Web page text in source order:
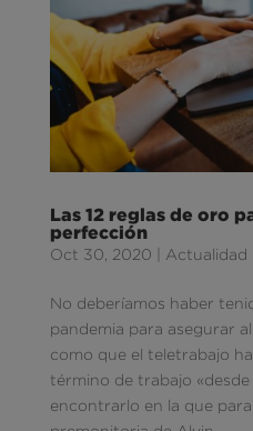
Las 12 reglas de oro
perfección
Oct 30, 2020
No deberíamos haber
pandemia para asegurar
como que el teletrabajo
término de trabajo
encontrarlo en la que